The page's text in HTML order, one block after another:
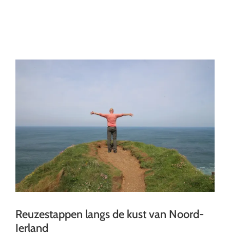
Reuzestappen langs de kust van Noord-
Ierland